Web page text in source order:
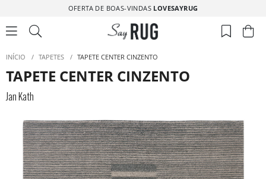
OFERTA DE BOAS-VINDAS LOVESAYRUG
INÍCIO / TAPETES / TAPETE CENTER CINZENTO
TAPETE CENTER CINZENTO
Jan Kath